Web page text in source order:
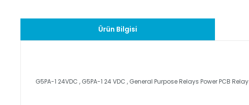
Ürün Bilgisi
G5PA-1 24VDC , G5PA-1 24 VDC , General Purpose Relays Power PCB Relay